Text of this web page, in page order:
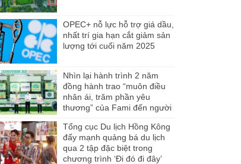
OPEC+ nỗ lực hỗ trợ giá dầu,
nhất trí gia hạn cắt giảm sản
lượng tới cuối năm 2025
Nhìn lại hành trình 2 năm
đồng hành trao “muôn điều
nhân ái, trăm phần yêu
thương” của Fami đến người
Tổng cục Du lịch Hồng Kông
đẩy mạnh quảng bá du lịch
qua 2 tập đặc biệt trong
chương trình ‘Đi đó đi đây’